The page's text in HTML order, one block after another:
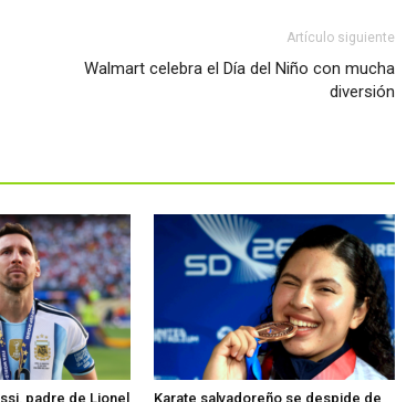
Artículo siguiente
Walmart celebra el Día del Niño con mucha
diversión
padre de Lionel
Karate salvadoreño se despide de